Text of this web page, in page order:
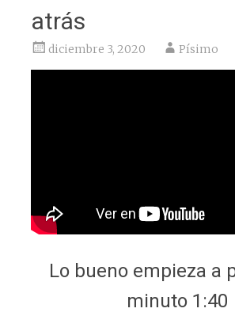
atrás
diciembre 3, 2020 Písimo
Lo bueno empieza a
minuto 1:40